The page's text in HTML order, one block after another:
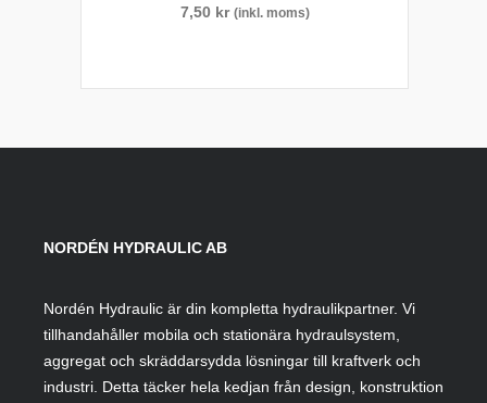
7,50 kr (inkl. moms)
NORDÉN HYDRAULIC AB
Nordén Hydraulic är din kompletta hydraulikpartner. Vi
tillhandahåller mobila och stationära hydraulsystem,
aggregat och skräddarsydda lösningar till kraftverk och
industri. Detta täcker hela kedjan från design, konstruktion